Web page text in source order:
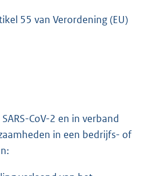
55 van Verordening (EU)
CoV-2 en in verband
in een bedrijfs- of